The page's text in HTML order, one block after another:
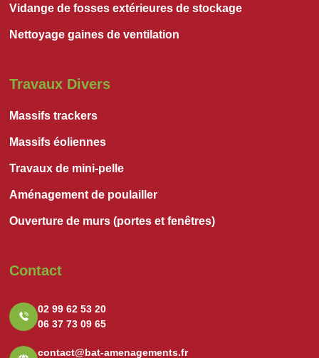
Vidange de fosses extérieures de stockage
Nettoyage gaines de ventilation
Travaux Divers
Massifs trackers
Massifs éoliennes
Travaux de mini-pelle
Aménagement de poulailler
Ouverture de murs (portes et fenêtres)
Contact
02 99 62 53 20
06 37 73 09 65
contact@bat-amenagements.fr